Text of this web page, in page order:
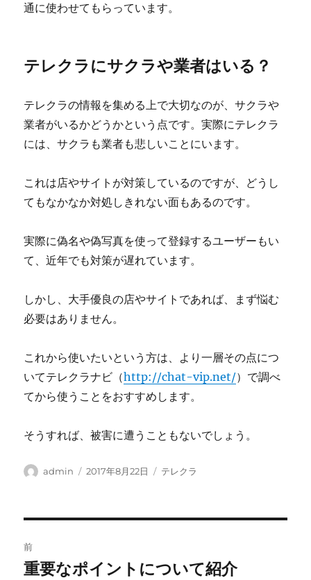
通に使わせてもらっています。
テレクラにサクラや業者はいる？
テレクラの情報を集める上で大切なのが、サクラや
業者がいるかどうかという点です。実際にテレクラ
には、サクラも業者も悲しいことにいます。
これは店やサイトが対策しているのですが、どうし
てもなかなか対処しきれない面もあるのです。
実際に偽名や偽写真を使って登録するユーザーもい
て、近年でも対策が遅れています。
しかし、大手優良の店やサイトであれば、まず悩む
必要はありません。
これから使いたいという方は、より一層その点につ
いてテレクラナビ（http://chat-vip.net/）で調べ
てから使うことをおすすめします。
そうすれば、被害に遭うこともないでしょう。
投
admin
投
2017年8月22日
カ
テレクラ
稿
前
前
重要なポイントについて紹介